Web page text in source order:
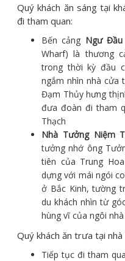
Quý khách ăn sáng tại
đi tham quan:
Bến cảng Ngư
Wharf) là thương
trong thời kỳ đầu
ngắm nhìn nhà cửa
Đạm Thủy hưng
đưa đoàn đi tham
Thạch
Nhà Tưởng Niệm
tưởng nhớ ông
tiên của Trung
dựng với mái ngói
ở Bắc Kinh, tường
du khách nhìn từ
hùng vĩ của ngôi nhà
Quý khách ăn trưa tại nhà
Tiếp tục đi tham